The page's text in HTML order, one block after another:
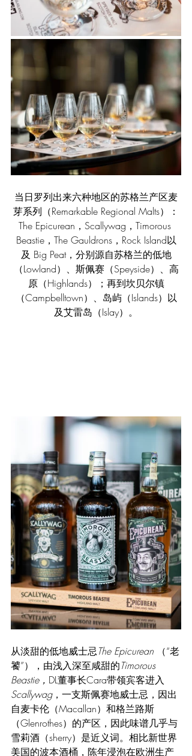
当日罗列出来六种地区的苏格兰产区麦
芽系列（Remarkable Regional Malts）：
The Epicurean，Scallywag，Timorous
Beastie，The Gauldrons，Rock Island以
及 Big Peat，分别源自苏格兰的低地
（Lowland）、斯佩赛（Speyside）、高
原（Highlands）；再到坎贝尔镇
（Campbelltown）、岛屿（Islands）以
及艾雷岛（Islay）。
从淡甜的低地威士忌The Epicurean
（“老
饕”），由浅入深至咸甜的Timorous
Beastie， DL董事长Cara带领宾客进入
Scallywag，一支斯佩赛地威士忌，因出
自麦卡伦（Macallan）和格兰路斯
（Glenrothes）的产区，因此味谱几乎与
雪莉酒（sherry）是近义词。相比新世界
美国的波本酒桶，陈年浸泡在欧洲生产